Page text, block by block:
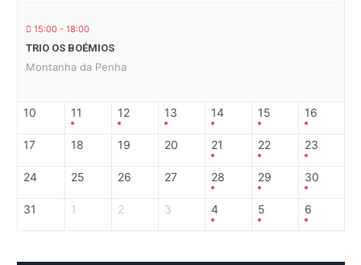
15:00 - 18:00
TRIO OS BOÉMIOS
Montanha da Penha
10 11 12 13 14 15 16
17 18 19 20 21 22 23
24 25 26 27 28 29 30
31 1 2 3 4 5 6